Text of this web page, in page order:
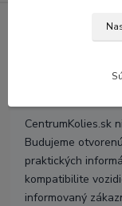
CentrumKolies.sk
Budujeme
praktických
kompatibilite
informovaný